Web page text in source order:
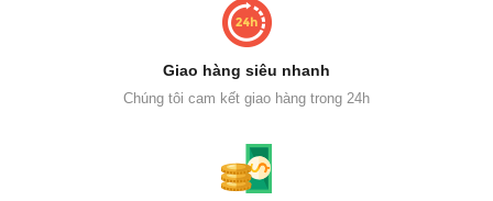
Giao hàng siêu nhanh
Chúng tôi cam kết giao hàng trong 24h